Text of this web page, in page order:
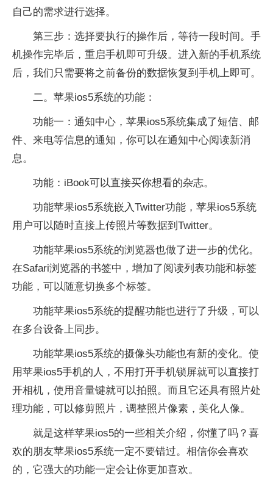
自己的需求进行选择。
第三步：选择要执行的操作后，等待一段时间。手
机操作完毕后，重启手机即可升级。进入新的手机系统
后，我们只需要将之前备份的数据恢复到手机上即可。
二。苹果ios5系统的功能：
功能一：通知中心，苹果ios5系统集成了短信、邮
件、来电等信息的通知，你可以在通知中心阅读新消
息。
功能：iBook可以直接买你想看的杂志。
功能苹果ios5系统嵌入Twitter功能，苹果ios5系统
用户可以随时直接上传照片等数据到Twitter。
功能苹果ios5系统的浏览器也做了进一步的优化。
在Safari浏览器的书签中，增加了阅读列表功能和标签
功能，可以随意切换多个标签。
功能苹果ios5系统的提醒功能也进行了升级，可以
在多台设备上同步。
功能苹果ios5系统的摄像头功能也有新的变化。使
用苹果ios5手机的人，不用打开手机锁屏就可以直接打
开相机，使用音量键就可以拍照。而且它还具有照片处
理功能，可以修剪照片，调整照片像素，美化人像。
就是这样苹果ios5的一些相关介绍，你懂了吗？喜
欢的朋友苹果ios5系统一定不要错过。相信你会喜欢
的，它强大的功能一定会让你更加喜欢。